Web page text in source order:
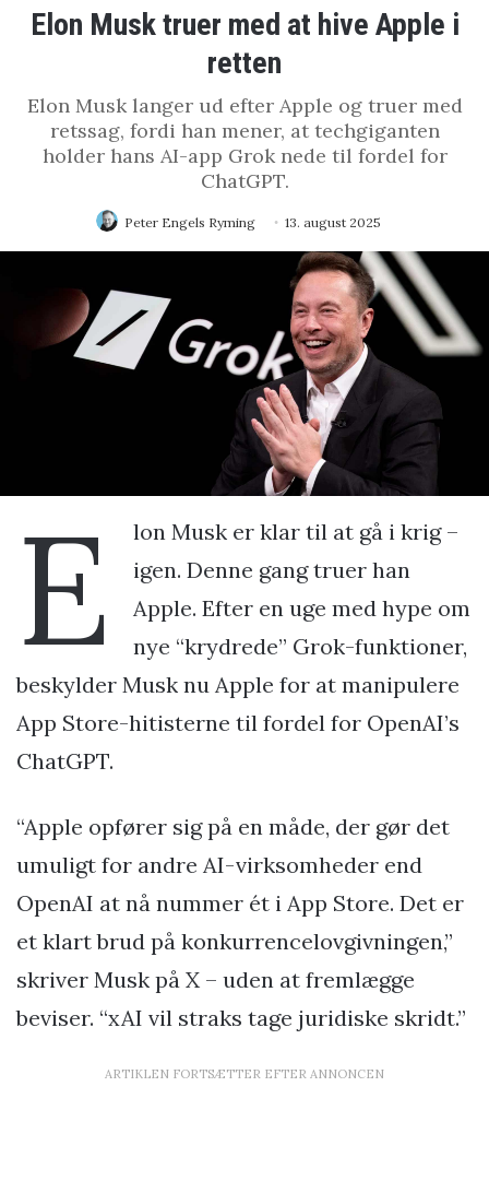
Elon Musk truer med at hive Apple i
retten
Elon Musk langer ud efter Apple og truer med
retssag, fordi han mener, at techgiganten
holder hans AI-app Grok nede til fordel for
ChatGPT.
Peter Engels Ryming 13. august 2025
E
lon Musk er klar til at gå i krig –
igen. Denne gang truer han
Apple. Efter en uge med hype om
nye “krydrede” Grok-funktioner,
beskylder Musk nu Apple for at manipulere
App Store-hitisterne til fordel for OpenAI’s
ChatGPT.
“Apple opfører sig på en måde, der gør det
umuligt for andre AI-virksomheder end
OpenAI at nå nummer ét i App Store. Det er
et klart brud på konkurrencelovgivningen,”
skriver Musk på X – uden at fremlægge
beviser. “xAI vil straks tage juridiske skridt.”
ARTIKLEN FORTSÆTTER EFTER ANNONCEN